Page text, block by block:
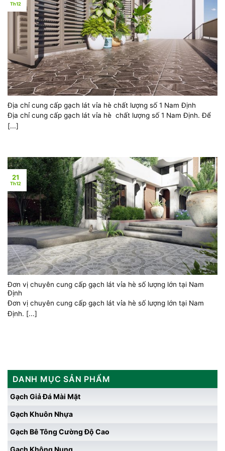
Địa chỉ cung cấp gạch lát vỉa hè chất lượng số 1 Nam Định
Địa chỉ cung cấp gạch lát vỉa hè chất lượng số 1 Nam Định. Để
[...]
Th12
Đơn vị chuyên cung cấp gạch lát vỉa hè số lượng lớn tại Nam
Định
Đơn vị chuyên cung cấp gạch lát vỉa hè số lượng lớn tại Nam
Định. [...]
21
Th12
DANH MỤC SẢN PHẨM
Gạch Giả Đá Mài Mặt
Gạch Khuôn Nhựa
Gạch Bê Tông Cường Độ Cao
Gạch Không Nung